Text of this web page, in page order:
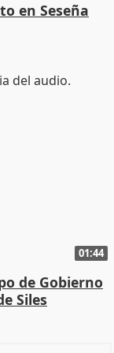
en Seseña
01:44
de Gobierno
Siles